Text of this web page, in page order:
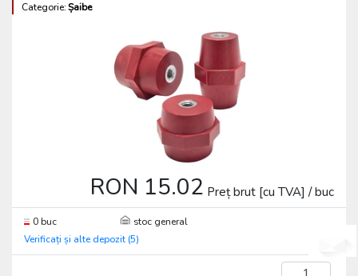
Categorie:Șaibe
RON 15.02 Preț brut [cu TVA] / buc
0 buc
stoc general
Verificați și alte depozit (5)